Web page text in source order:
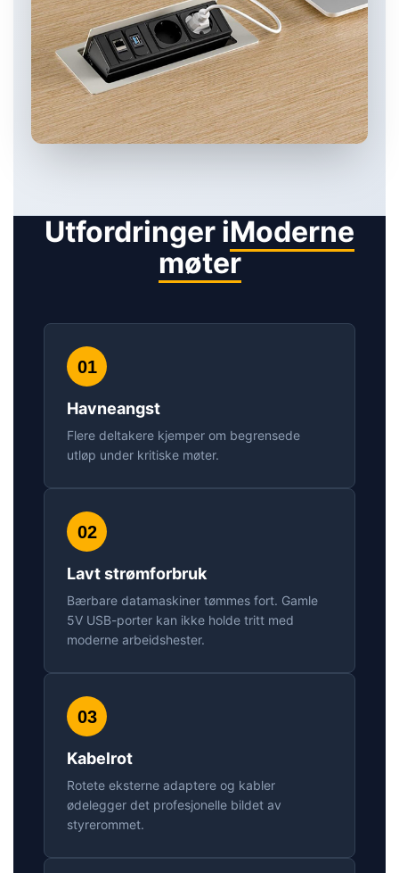
Utfordringer iModerne
møter
01
Havneangst
Flere deltakere kjemper om begrensede
utløp under kritiske møter.
02
Lavt strømforbruk
Bærbare datamaskiner tømmes fort. Gamle
5V USB-porter kan ikke holde tritt med
moderne arbeidshester.
03
Kabelrot
Rotete eksterne adaptere og kabler
ødelegger det profesjonelle bildet av
styrerommet.